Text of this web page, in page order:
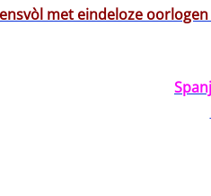
met eindeloze oorlogen